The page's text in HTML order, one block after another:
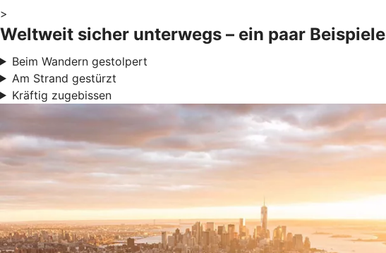
>
Weltweit sicher unterwegs – ein paar Beispiele
Beim Wandern gestolpert
Am Strand gestürzt
Kräftig zugebissen